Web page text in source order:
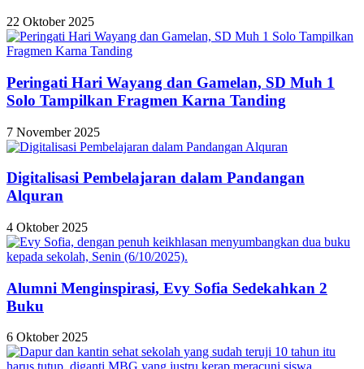
22 Oktober 2025
Peringati Hari Wayang dan Gamelan, SD Muh 1
Solo Tampilkan Fragmen Karna Tanding
7 November 2025
Digitalisasi Pembelajaran dalam Pandangan
Alquran
4 Oktober 2025
Alumni Menginspirasi, Evy Sofia Sedekahkan 2
Buku
6 Oktober 2025